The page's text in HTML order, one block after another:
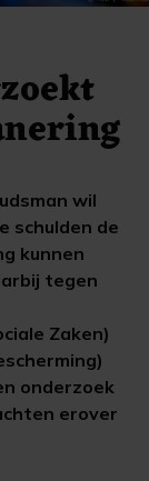
wil
schulden de
kunnen
tegen
Zaken)
onderzoek
erover